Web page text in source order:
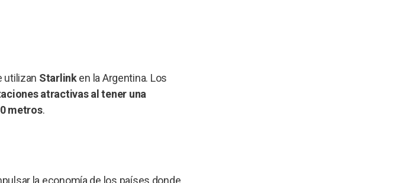
utilizan Starlinken la Argentina. Los
atractivas al tener una
metros.
la economía de los países donde